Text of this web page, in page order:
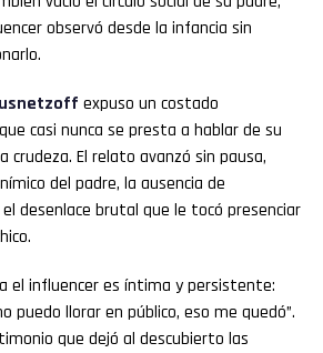
observó desde la infancia sin
expuso un costado
casi nunca se presta a hablar de su
crudeza. El relato avanzó sin pausa,
del padre, la ausencia de
desenlace brutal que le tocó presenciar
el influencer es íntima y persistente:
puedo llorar en público, eso me quedó”.
que dejó al descubierto las